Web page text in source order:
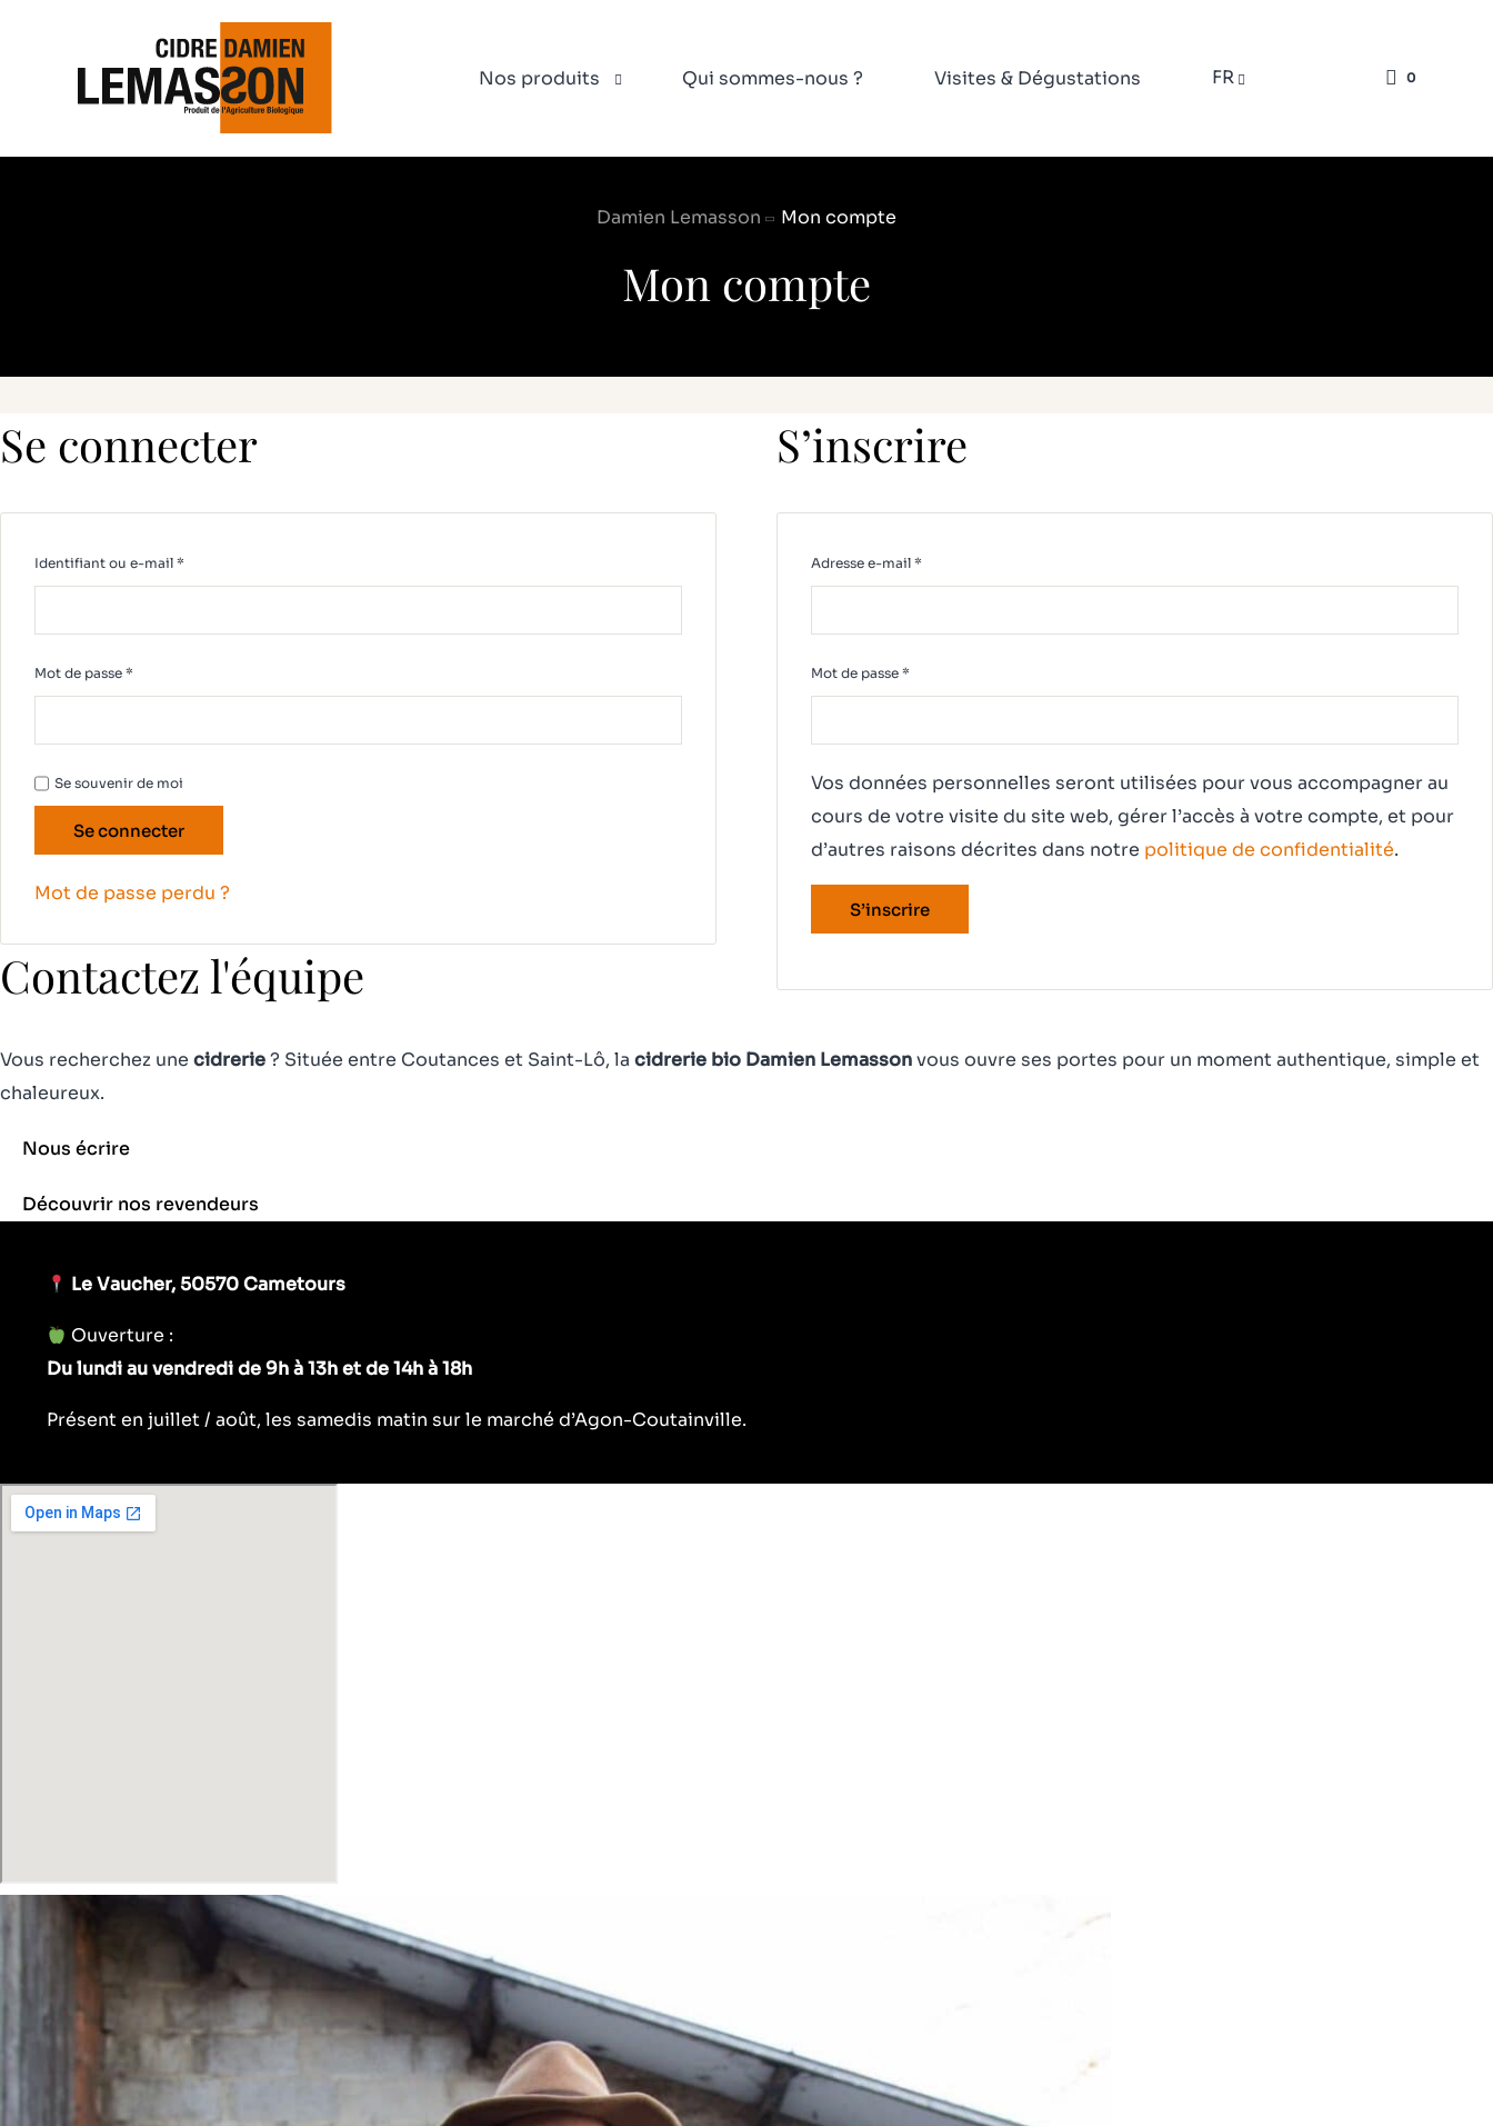
Nos produits
Digestifs & Calvados
Cidre à la pression
Qui sommes-nous ? Visites & Dégustations FR 0
Damien Lemasson Mon compte
Mon compte
Se connecter
Identifiant ou e-mail *
Mot de passe *
Se souvenir de moi
Se connecter
Mot de passe perdu ?
S’inscrire
Adresse e-mail *Obligatoire
Mot de passe *Obligatoire
Vos données personnelles seront utilisées pour vous accompagner au
cours de votre visite du site web, gérer l’accès à votre compte, et pour
d’autres raisons décrites dans notre politique de confidentialité.
S’inscrire
Contactez l'équipe
Vous recherchez une cidrerie? Située entre Coutances et Saint-Lô, la cidrerie bio Damien Lemassonvous ouvre ses portes pour un moment authentique, simple et
chaleureux.
Nous écrire
Découvrir nos revendeurs
Le Vaucher, 50570 Cametours
Ouverture :
Du lundi au vendredi de 9h à 13h et de 14h à 18h
Présent en juillet / août, les samedis matin sur le marché d’Agon-Coutainville.